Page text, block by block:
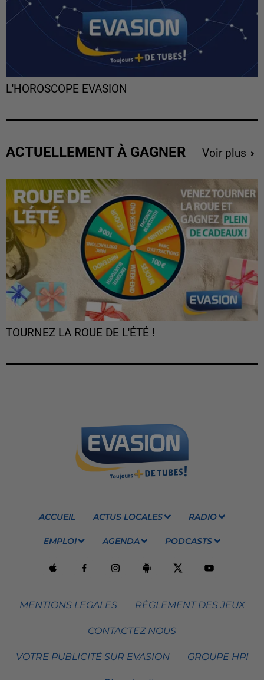
L'HOROSCOPE EVASION
ACTUELLEMENT À GAGNER Voir plus
TOURNEZ LA ROUE DE L'ÉTÉ !
ACCUEIL ACTUS LOCALES RADIO
EMPLOI AGENDA PODCASTS
MENTIONS LEGALES RÈGLEMENT DES JEUX
CONTACTEZ NOUS
VOTRE PUBLICITÉ SUR EVASION GROUPE HPI